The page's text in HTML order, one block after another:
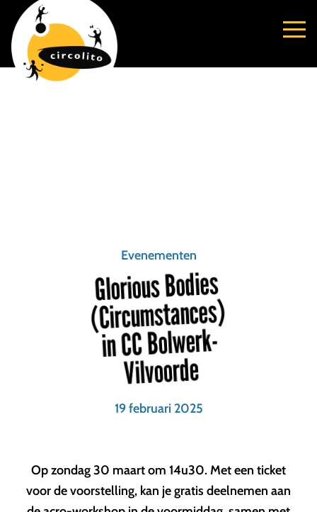
Evenementen
Glorious Bodies
(Circumstances)
in CC Bolwerk-
Vilvoorde
19 februari 2025
Op zondag 30 maart om 14u30. Met een ticket
voor de voorstelling, kan je gratis deelnemen aan